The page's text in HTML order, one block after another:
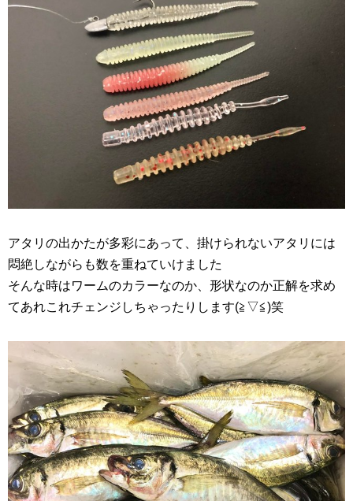
アタリの出かたが多彩にあって、掛けられないアタリには
悶絶しながらも数を重ねていけました
そんな時はワームのカラーなのか、形状なのか正解を求め
てあれこれチェンジしちゃったりします(≧▽≦)笑